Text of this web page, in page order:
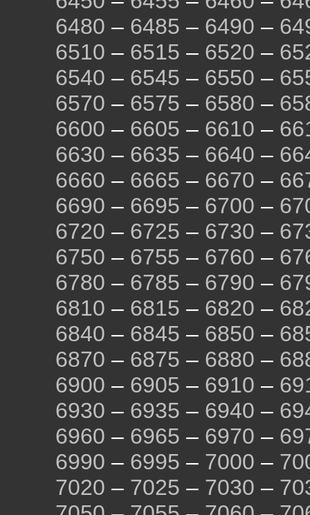
6480 – 6485 – 6490 –
6510 – 6515 – 6520 –
6540 – 6545 – 6550 –
6570 – 6575 – 6580 –
6600 – 6605 – 6610 –
6630 – 6635 – 6640 –
6660 – 6665 – 6670 –
6690 – 6695 – 6700 –
6720 – 6725 – 6730 –
6750 – 6755 – 6760 –
6780 – 6785 – 6790 –
6810 – 6815 – 6820 –
6840 – 6845 – 6850 –
6870 – 6875 – 6880 –
6900 – 6905 – 6910 –
6930 – 6935 – 6940 –
6960 – 6965 – 6970 –
6990 – 6995 – 7000 –
7020 – 7025 – 7030 –